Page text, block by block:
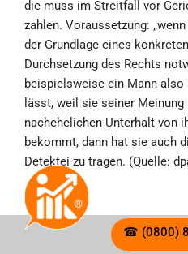
die muss im Streitfall vor
zahlen. Voraussetzung:
der Grundlage eines
Durchsetzung des Rechts
beispielsweise ein Mann
lässt, weil sie seiner
nachehelichen Unterhalt von
bekommt, dann hat sie auch
Detektei zu tragen. (Quelle:
§
☎ (0800)